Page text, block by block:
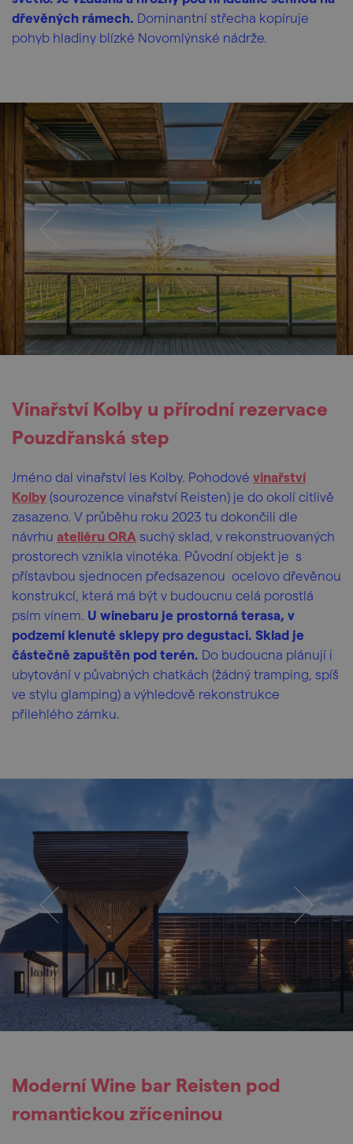
dřevěných rámech. Dominantní střecha kopíruje
pohyb hladiny blízké Novomlýnské nádrže.
Vinařství Kolby u přírodní rezervace
Pouzdřanská step
Jméno dal vinařství les Kolby. Pohodové vinařství
Kolby (sourozence vinařství Reisten) je do okolí citlivě
zasazeno. V průběhu roku 2023 tu dokončili dle
návrhu ateliéru ORA suchý sklad, v rekonstruovaných
prostorech vznikla vinotéka. Původní objekt je s
přístavbou sjednocen předsazenou ocelovo dřevěnou
konstrukcí, která má být v budoucnu celá porostlá
psím vínem. U winebaru je prostorná terasa, v
podzemí klenuté sklepy pro degustaci. Sklad je
částečně zapuštěn pod terén. Do budoucna plánují i
ubytování v půvabných chatkách (žádný tramping, spíš
ve stylu glamping) a výhledově rekonstrukce
přilehlého zámku.
Moderní Wine bar Reisten pod
romantickou zříceninou